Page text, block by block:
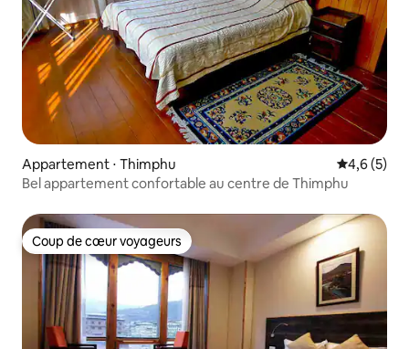
Appartement ⋅ Thimphu Évaluation
4,6 (5)
Bel appartement confortable au centre de Thimphu
Coup de cœur voyageurs
Coup de cœur voyageurs